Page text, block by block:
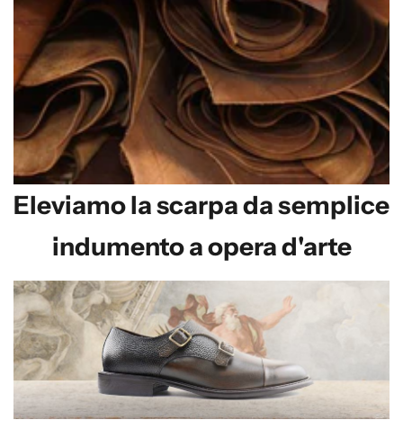
Eleviamo la scarpa da semplice
indumento a opera d'arte